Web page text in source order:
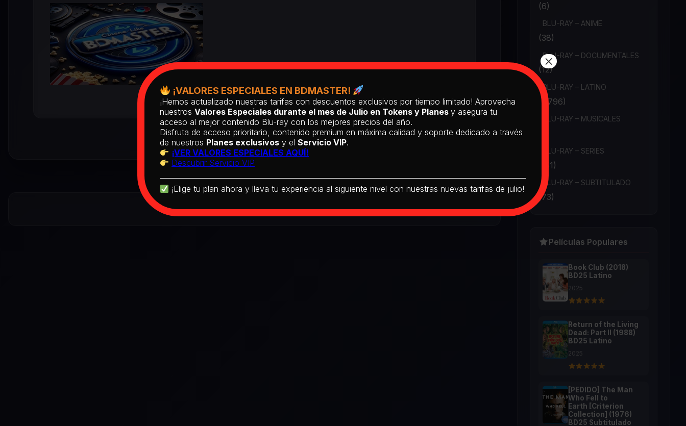
(6)
BLU-RAY – ANIME
(38)
BLU-RAY – DOCUMENTALES
(12)
BLU-RAY – LATINO
(1,796)
BLU-RAY – MUSICALES
BLU-RAY – SERIES
(151)
BLU-RAY – SUBTITULADO
(73)
Películas Populares
Book Club (2018)
BD25 Latino
2025
Return of the Living
Dead: Part II (1988)
BD25 Latino
2025
[PEDIDO] The Man
Who Fell to
Earth [Criterion
Collection] (1976)
BD25 Subtitulado
¡VALORES ESPECIALES EN BDMASTER!
¡Hemos actualizado nuestras tarifas con descuentos exclusivos por tiempo limitado! Aprovecha
nuestros Valores Especiales durante el mes de Julio en Tokens y Planes y asegura tu
acceso al mejor contenido Blu-ray con los mejores precios del año.
Disfruta de acceso prioritario, contenido premium en máxima calidad y soporte dedicado a través
de nuestros Planes exclusivosy el Servicio VIP.
¡VER VALORES ESPECIALES AQUÍ!
Descubrir Servicio VIP
¡Elige tu plan ahora y lleva tu experiencia al siguiente nivel con nuestras nuevas tarifas de julio!
×